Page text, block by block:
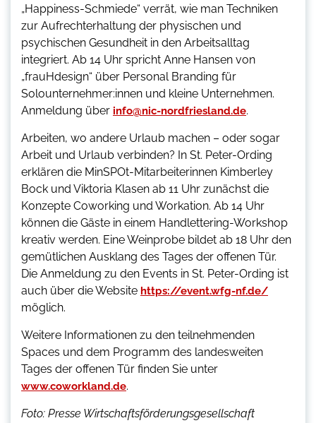
„Happiness-Schmiede“ verrät, wie man Techniken
zur Aufrechterhaltung der physischen und
psychischen Gesundheit in den Arbeitsalltag
integriert. Ab 14 Uhr spricht Anne Hansen von
„frauHdesign“ über Personal Branding für
Solounternehmer:innen und kleine Unternehmen.
Anmeldung über info@nic-nordfriesland.de.
Arbeiten, wo andere Urlaub machen – oder sogar
Arbeit und Urlaub verbinden? In St. Peter-Ording
erklären die MinSPOt-Mitarbeiterinnen Kimberley
Bock und Viktoria Klasen ab 11 Uhr zunächst die
Konzepte Coworking und Workation. Ab 14 Uhr
können die Gäste in einem Handlettering-Workshop
kreativ werden. Eine Weinprobe bildet ab 18 Uhr den
gemütlichen Ausklang des Tages der offenen Tür.
Die Anmeldung zu den Events in St. Peter-Ording ist
auch über die Website https://event.wfg-nf.de/
möglich.
Weitere Informationen zu den teilnehmenden
Spaces und dem Programm des landesweiten
Tages der offenen Tür finden Sie unter
www.coworkland.de.
Foto: Presse Wirtschaftsförderungsgesellschaft